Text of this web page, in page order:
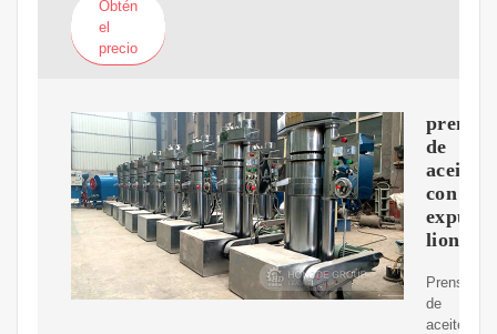
Obtén
el
precio
prensa
de
aceite
con
lion
Prensa
de
aceite